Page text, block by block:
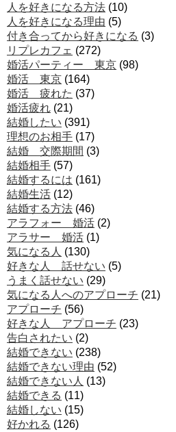
人を好きになる方法 (10)
人を好きになる理由 (5)
付き合ってから好きになる (3)
リプレカフェ (272)
婚活パーティー 東京 (98)
婚活 東京 (164)
婚活 疲れた (37)
婚活疲れ (21)
結婚したい (391)
理想のお相手 (17)
結婚 交際期間 (3)
結婚相手 (57)
結婚するには (161)
結婚生活 (12)
結婚する方法 (46)
アラフォー 婚活 (2)
アラサー 婚活 (1)
気になる人 (130)
好きな人 話せない (5)
うまく話せない (29)
気になる人へのアプローチ (21)
アプローチ (56)
好きな人 アプローチ (23)
告白されたい (2)
結婚できない (238)
結婚できない理由 (52)
結婚できない人 (13)
結婚できる (11)
結婚しない (15)
好かれる (126)